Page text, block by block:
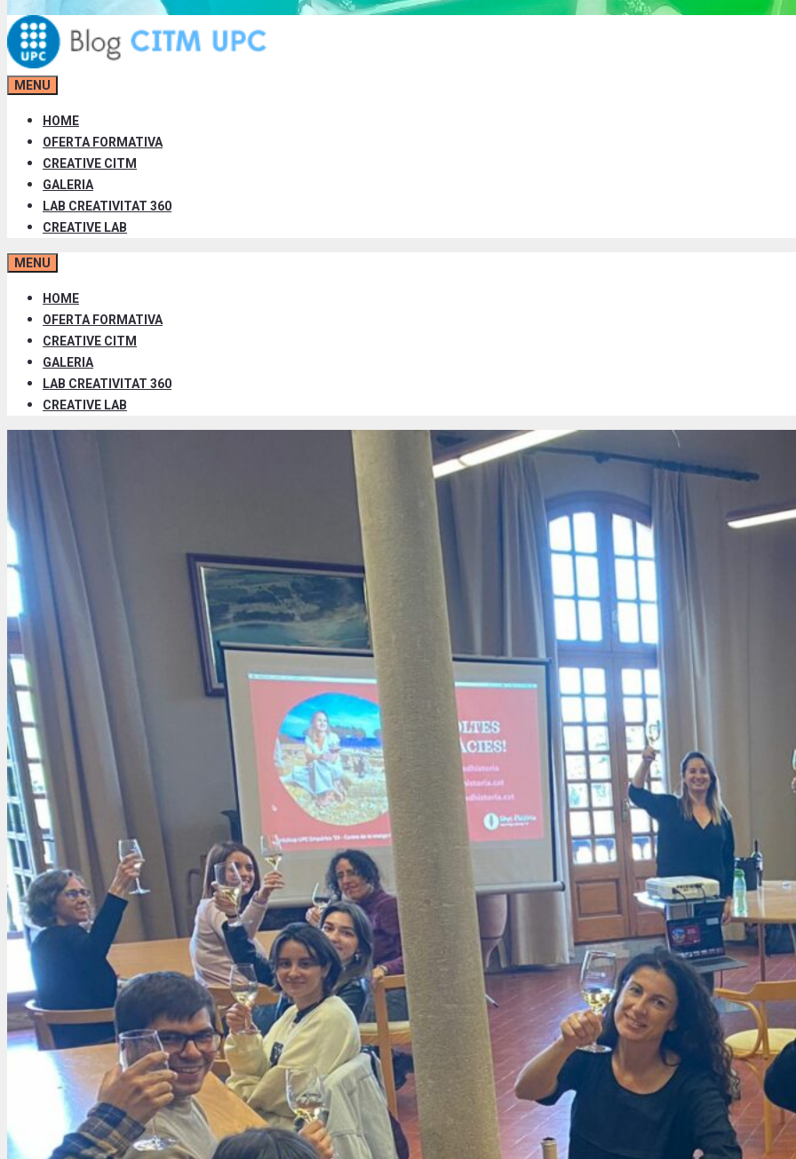
MENU
HOME
OFERTA FORMATIVA
CREATIVE CITM
GALERIA
LAB CREATIVITAT 360
CREATIVE LAB
MENU
HOME
OFERTA FORMATIVA
CREATIVE CITM
GALERIA
LAB CREATIVITAT 360
CREATIVE LAB